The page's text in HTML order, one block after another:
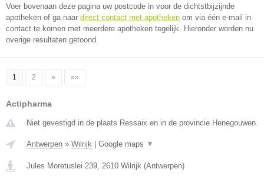
Voer bovenaan deze pagina uw postcode in voor de dichtstbijzijnde
apotheken of ga naar direct contact met apotheken om via één e-mail in
contact te komen met meerdere apotheken tegelijk. Hieronder worden nu
overige resultaten getoond.
1 2 » »»
Actipharma
Niet gevestigd in de plaats Ressaix en in de provincie Henegouwen.
Antwerpen » Wilrijk Google maps ▼
Jules Moretuslei 239, 2610 Wilrijk (Antwerpen)